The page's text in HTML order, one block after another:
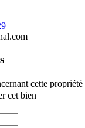
cette propriété
cet bien